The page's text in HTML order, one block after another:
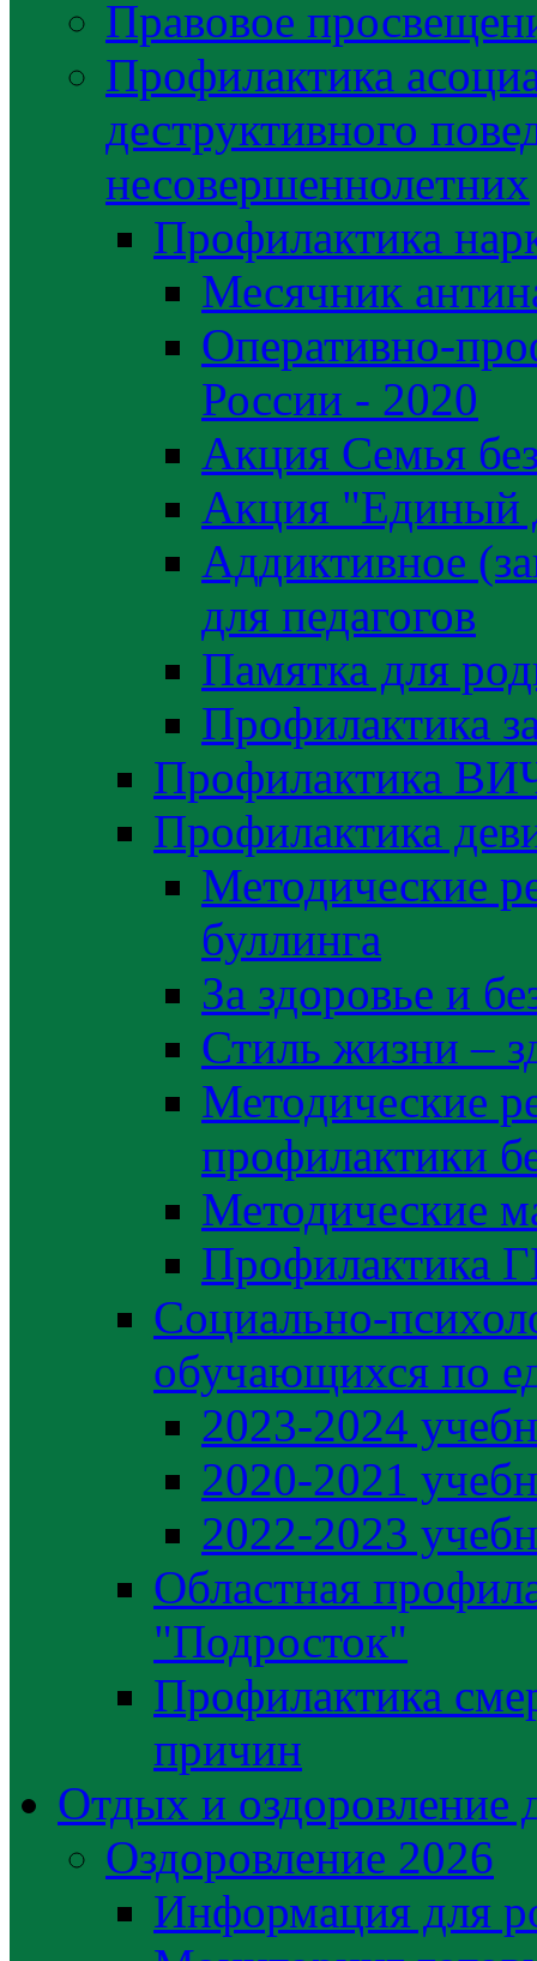
Правовое
Профилактика
деструктивного
несовершеннолетних
Профилактика
Месячник
Оперативно-
России - 2020
Акция Семья
Акция "Единый
Аддиктивное
для педагогов
Памятка для
Профилактика
Профилактика
Профилактика
Методические
буллинга
За здоровье и
Стиль жизни –
Методические
профилактики
Методические
Социально-
обучающихся по
2023-2024
2020-2021
2022-2023
Областная
"Подросток"
Профилактика
причин
Отдых и оздоровление
Оздоровление 2026
Информация для